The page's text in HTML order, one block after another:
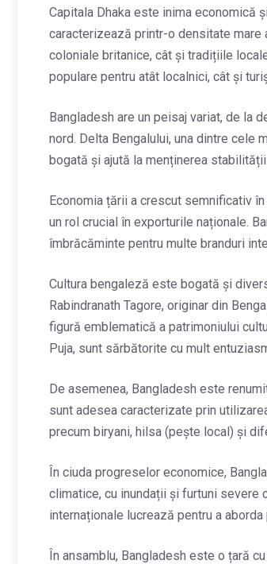
Capitala Dhaka este inima economică
caracterizează printr-o densitate
coloniale britanice, cât și tradițiile
populare pentru atât localnici, cât și
Bangladesh are un peisaj variat, de la
nord. Delta Bengalului, una dintre
bogată și ajută la menținerea
Economia țării a crescut semnificativ
un rol crucial în exporturile naționale.
îmbrăcăminte pentru multe branduri
Cultura bengaleză este bogată și
Rabindranath Tagore, originar din
figură emblematică a patrimoniului
Puja, sunt sărbătorite cu mult
De asemenea, Bangladesh este
sunt adesea caracterizate prin
precum biryani, hilsa (pește local) și
În ciuda progreselor economice,
climatice, cu inundații și furtuni severe
internaționale lucrează pentru a
În ansamblu, Bangladesh este o țară